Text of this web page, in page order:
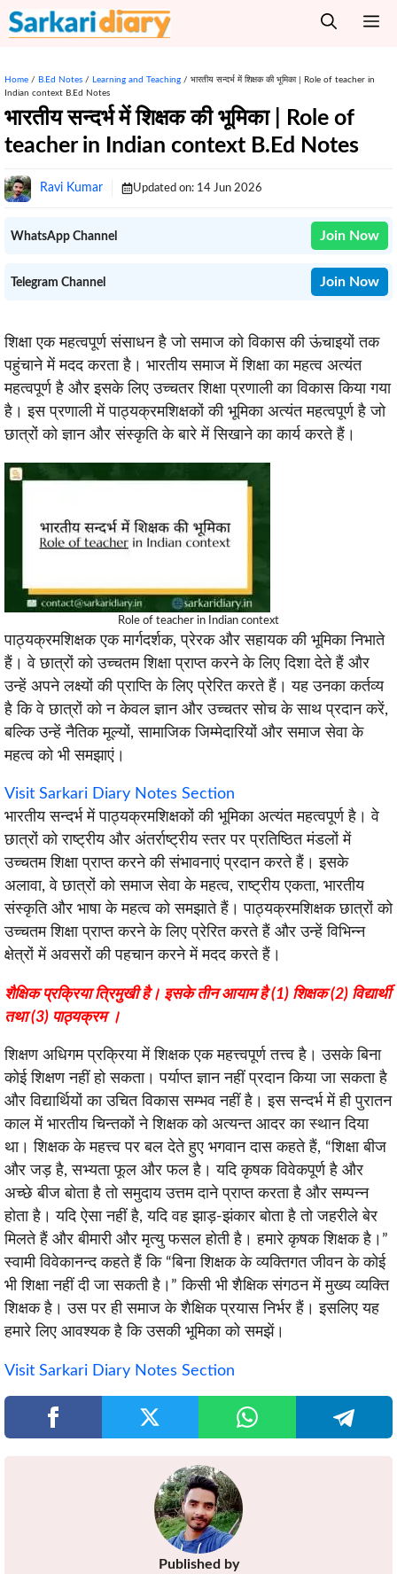
Skip
to
Home / B.Ed Notes / Learning and Teaching / भारतीय सन्दर्भ में शिक्षक की भूमिका | Role of teacher in
Indian context B.Ed Notes
भारतीय सन्दर्भ में शिक्षक की भूमिका | Role of
teacher in Indian context B.Ed Notes
Ravi Kumar Updated on: 14 Jun 2026
WhatsApp Channel Join Now
Telegram Channel Join Now
शिक्षा एक महत्वपूर्ण संसाधन है जो समाज को विकास की ऊंचाइयों तक
पहुंचाने में मदद करता है। भारतीय समाज में शिक्षा का महत्व अत्यंत
महत्वपूर्ण है और इसके लिए उच्चतर शिक्षा प्रणाली का विकास किया गया
है। इस प्रणाली में पाठ्यक्रमशिक्षकों की भूमिका अत्यंत महत्वपूर्ण है जो
छात्रों को ज्ञान और संस्कृति के बारे में सिखाने का कार्य करते हैं।
Role of teacher in Indian context
पाठ्यक्रमशिक्षक एक मार्गदर्शक, प्रेरक और सहायक की भूमिका निभाते
हैं। वे छात्रों को उच्चतम शिक्षा प्राप्त करने के लिए दिशा देते हैं और
उन्हें अपने लक्ष्यों की प्राप्ति के लिए प्रेरित करते हैं। यह उनका कर्तव्य
है कि वे छात्रों को न केवल ज्ञान और उच्चतर सोच के साथ प्रदान करें,
बल्कि उन्हें नैतिक मूल्यों, सामाजिक जिम्मेदारियों और समाज सेवा के
महत्व को भी समझाएं।
Visit Sarkari Diary Notes Section
भारतीय सन्दर्भ में पाठ्यक्रमशिक्षकों की भूमिका अत्यंत महत्वपूर्ण है। वे
छात्रों को राष्ट्रीय और अंतर्राष्ट्रीय स्तर पर प्रतिष्ठित मंडलों में
उच्चतम शिक्षा प्राप्त करने की संभावनाएं प्रदान करते हैं। इसके
अलावा, वे छात्रों को समाज सेवा के महत्व, राष्ट्रीय एकता, भारतीय
संस्कृति और भाषा के महत्व को समझाते हैं। पाठ्यक्रमशिक्षक छात्रों को
उच्चतम शिक्षा प्राप्त करने के लिए प्रेरित करते हैं और उन्हें विभिन्न
क्षेत्रों में अवसरों की पहचान करने में मदद करते हैं।
शैक्षिक प्रक्रिया त्रिमुखी है। इसके तीन आयाम है (1) शिक्षक (2) विद्यार्थी
तथा (3) पाठ्यक्रम ।
शिक्षण अधिगम प्रक्रिया में शिक्षक एक महत्त्वपूर्ण तत्त्व है। उसके बिना
कोई शिक्षण नहीं हो सकता। पर्याप्त ज्ञान नहीं प्रदान किया जा सकता है
और विद्यार्थियों का उचित विकास सम्भव नहीं है। इस सन्दर्भ में ही पुरातन
काल में भारतीय चिन्तकों ने शिक्षक को अत्यन्त आदर का स्थान दिया
था। शिक्षक के महत्त्व पर बल देते हुए भगवान दास कहते हैं, “शिक्षा बीज
और जड़ है, सभ्यता फूल और फल है। यदि कृषक विवेकपूर्ण है और
अच्छे बीज बोता है तो समुदाय उत्तम दाने प्राप्त करता है और सम्पन्न
होता है। यदि ऐसा नहीं है, यदि वह झाड़-झंकार बोता है तो जहरीले बेर
मिलते हैं और बीमारी और मृत्यु फसल होती है। हमारे कृषक शिक्षक है।”
स्वामी विवेकानन्द कहते हैं कि “बिना शिक्षक के व्यक्तिगत जीवन के कोई
भी शिक्षा नहीं दी जा सकती है।” किसी भी शैक्षिक संगठन में मुख्य व्यक्ति
शिक्षक है। उस पर ही समाज के शैक्षिक प्रयास निर्भर हैं। इसलिए यह
हमारे लिए आवश्यक है कि उसकी भूमिका को समझें।
Visit Sarkari Diary Notes Section
Published by